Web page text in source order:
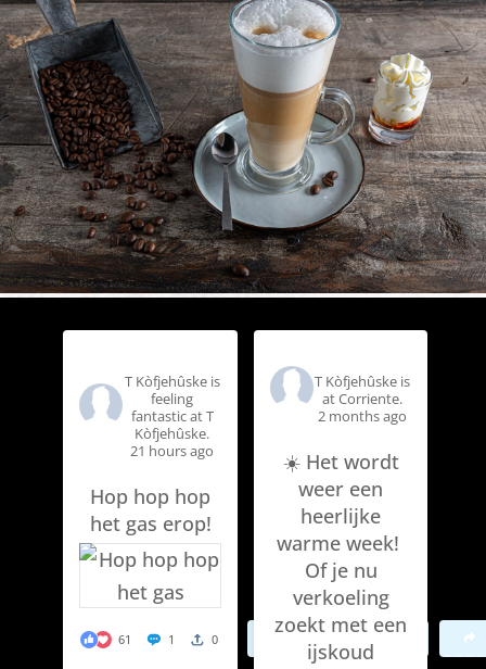
T Kòfjehûske is
feeling
fantastic at T
Kòfjehûske.
21 hours ago
Hop hop hop
het gas erop!
61 1 0 Bekijk op Facebook
T Kòfjehûske is
at Corriente.
2 months ago
☀️ Het wordt
weer een
heerlijke
warme week!
Of je nu
verkoeling
zoekt met een
ijskoud